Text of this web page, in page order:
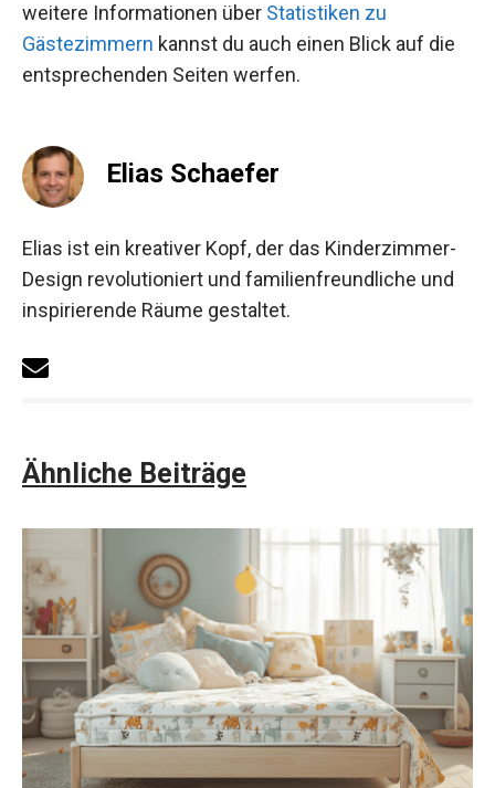
weitere Informationen über Statistiken zu
Gästezimmern kannst du auch einen Blick auf die
entsprechenden Seiten werfen.
Elias Schaefer
Elias ist ein kreativer Kopf, der das Kinderzimmer-
Design revolutioniert und familienfreundliche und
inspirierende Räume gestaltet.
Ähnliche Beiträge